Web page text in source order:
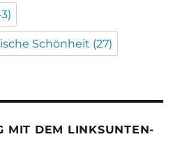
Schönheit (27)
MIT DEM LINKSUNTEN-